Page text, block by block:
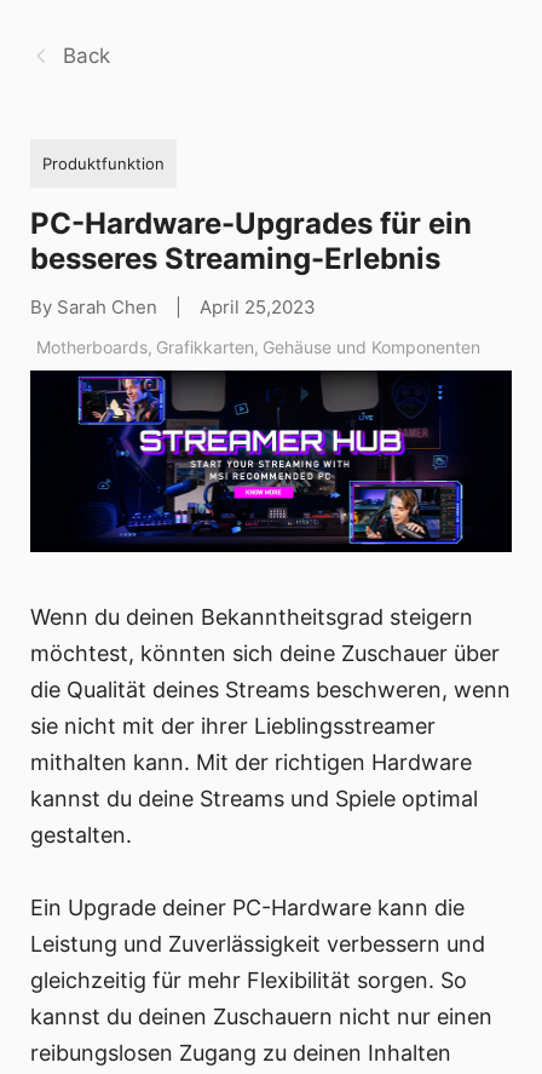
Back
Produktfunktion
PC-Hardware-Upgrades für ein
besseres Streaming-Erlebnis
By Sarah Chen April 25,2023
Motherboards, Grafikkarten, Gehäuse und Komponenten
Wenn du deinen Bekanntheitsgrad steigern
möchtest, könnten sich deine Zuschauer über
die Qualität deines Streams beschweren, wenn
sie nicht mit der ihrer Lieblingsstreamer
mithalten kann. Mit der richtigen Hardware
kannst du deine Streams und Spiele optimal
gestalten.
Ein Upgrade deiner PC-Hardware kann die
Leistung und Zuverlässigkeit verbessern und
gleichzeitig für mehr Flexibilität sorgen. So
kannst du deinen Zuschauern nicht nur einen
reibungslosen Zugang zu deinen Inhalten